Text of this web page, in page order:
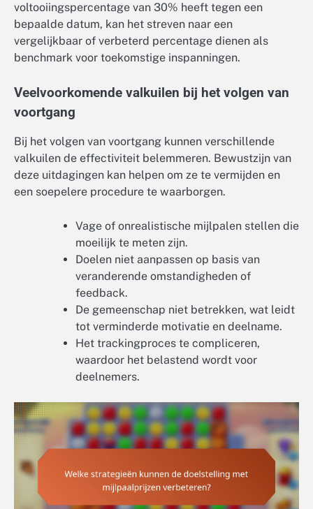
voltooiingspercentage van 30% heeft tegen een
bepaalde datum, kan het streven naar een
vergelijkbaar of verbeterd percentage dienen als
benchmark voor toekomstige inspanningen.
Veelvoorkomende valkuilen bij het volgen van
voortgang
Bij het volgen van voortgang kunnen verschillende
valkuilen de effectiviteit belemmeren. Bewustzijn van
deze uitdagingen kan helpen om ze te vermijden en
een soepelere procedure te waarborgen.
Vage of onrealistische mijlpalen stellen die
moeilijk te meten zijn.
Doelen niet aanpassen op basis van
veranderende omstandigheden of
feedback.
De gemeenschap niet betrekken, wat leidt
tot verminderde motivatie en deelname.
Het trackingproces te compliceren,
waardoor het belastend wordt voor
deelnemers.